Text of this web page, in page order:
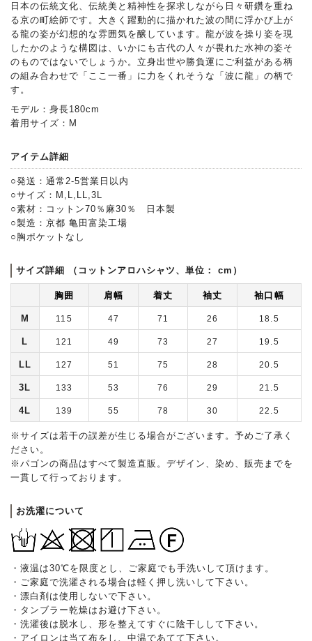
日本の伝統文化、伝統美と精神性を探求しながら日々研鑽を重ね
る京の町絵師です。大きく躍動的に描かれた波の間に浮かび上が
る龍の姿が幻想的な雰囲気を醸しています。龍が波を操り姿を現
したかのような構図は、いかにも古代の人々が畏れた水神の姿そ
のものではないでしょうか。立身出世や勝負運にご利益がある柄
の組み合わせで「ここ一番」に力をくれそうな「波に龍」の柄で
す。
モデル：身長180cm
着用サイズ：M
アイテム詳細
○発送：通常2-5営業日以内
○サイズ：M,L,LL,3L
○素材：コットン70％麻30％ 日本製
○製造：京都 亀田富染工場
○胸ポケットなし
サイズ詳細 （コットンアロハシャツ、単位： cm）
胸囲 肩幅 着丈 袖丈 袖口幅
M 115 47 71 26 18.5
L 121 49 73 27 19.5
LL 127 51 75 28 20.5
3L 133 53 76 29 21.5
4L 139 55 78 30 22.5
※サイズは若干の誤差が生じる場合がございます。予めご了承く
ださい。
※パゴンの商品はすべて製造直販。デザイン、染め、販売までを
一貫して行っております。
お洗濯について
・液温は30℃を限度とし、ご家庭でも手洗いして頂けます。
・ご家庭で洗濯される場合は軽く押し洗いして下さい。
・漂白剤は使用しないで下さい。
・タンブラー乾燥はお避け下さい。
・洗濯後は脱水し、形を整えてすぐに陰干しして下さい。
・アイロンは当て布をし、中温であてて下さい。